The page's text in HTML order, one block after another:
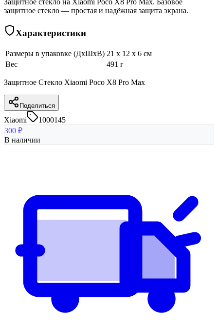
Защитное стекло на Xiaomi Poco X8 Pro Max. Базовое
защитное стекло — простая и надёжная защита экрана.
Характеристики
Размеры в упаковке (ДхШхВ) 21 x 12 x 6 см
Вес
491 г
Защитное Стекло Xiaomi Poco X8 Pro Max
Поделиться
Xiaomi
1000145
300 ₽
В наличии